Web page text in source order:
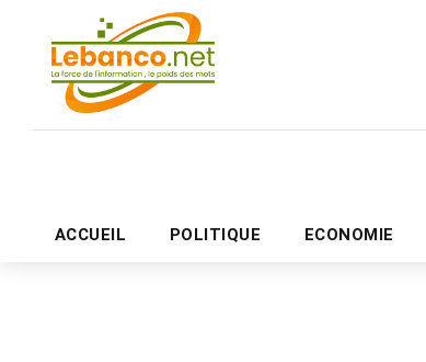
ACCUEIL POLITIQUE ECONOMIE